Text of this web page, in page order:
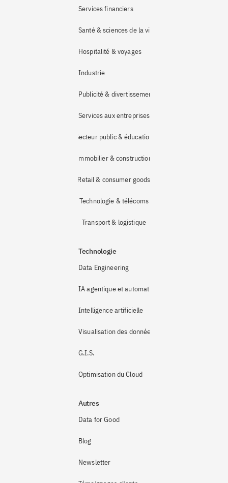
Services financiers
Santé & sciences de la vie
Hospitalité & voyages
Industrie
Publicité & divertissement
Services aux entreprises
Secteur public & éducation
Immobilier & construction
Retail & consumer goods
Technologie & télécoms
Transport & logistique
Technologie
Data Engineering
IA agentique et automatisation
Intelligence artificielle
Visualisation des données
G.I.S.
Optimisation du Cloud
Autres
Data for Good
Blog
Newsletter